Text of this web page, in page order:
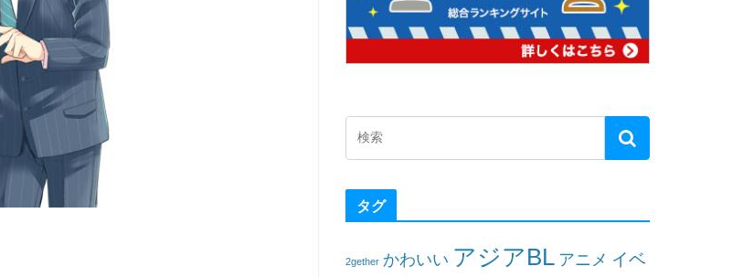
タグ
2gether かわいい アジアBL アニメ イベ